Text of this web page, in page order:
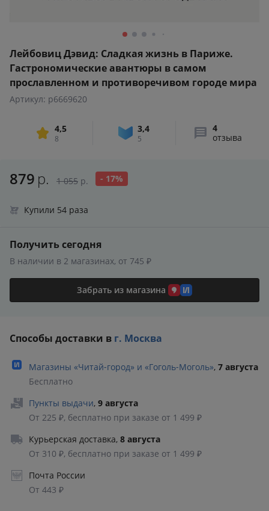
Лейбовиц Дэвид: Сладкая жизнь в Париже.
Гастрономические авантюры в самом
прославленном и противоречивом городе мира
Артикул: p6669620
4,5
8
3,4
5
4
отзыва
879 р. 1 055 р. - 17%
Купили 54 раза
Получить сегодня
В наличии в 2 магазинах, от 745 ₽
Забрать из магазина
Способы доставки в г. Москва
Магазины «Читай‑город» и «Гоголь‑Моголь», 7 августа
Бесплатно
Пункты выдачи, 9 августа
От 225 ₽, бесплатно при заказе от 1 499 ₽
Курьерская доставка, 8 августа
От 310 ₽, бесплатно при заказе от 1 499 ₽
Почта России
От 443 ₽